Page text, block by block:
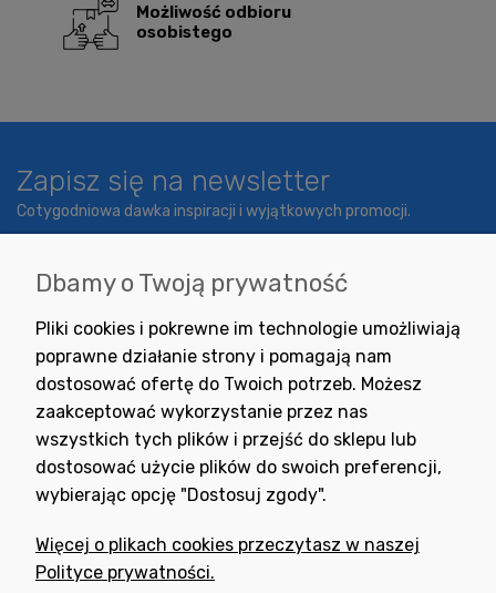
Możliwość odbioru
osobistego
Zapisz się na newsletter
Cotygodniowa dawka inspiracji i wyjątkowych promocji.
Wyrażam zgodę na otrzymywanie newslettera z inspiracjami,
nowościami i promocjami.
Potrzebujesz pomocy
+48 791 806 804
Dbamy o Twoją prywatność
Pliki cookies i pokrewne im technologie umożliwiają
poprawne działanie strony i pomagają nam
dostosować ofertę do Twoich potrzeb. Możesz
zaakceptować wykorzystanie przez nas
wszystkich tych plików i przejść do sklepu lub
dostosować użycie plików do swoich preferencji,
wybierając opcję "Dostosuj zgody".
Więcej o plikach cookies przeczytasz w naszej
Polityce prywatności.